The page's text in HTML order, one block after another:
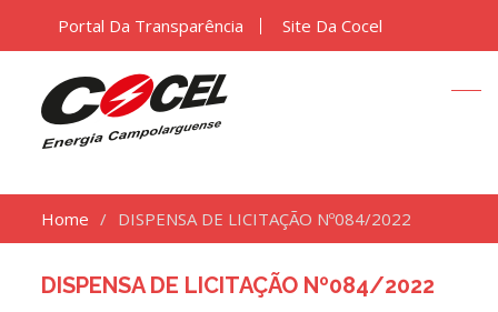
Portal Da Transparência Site Da Cocel
Home DISPENSA DE LICITAÇÃO Nº084/2022
DISPENSA DE LICITAÇÃO Nº084/2022